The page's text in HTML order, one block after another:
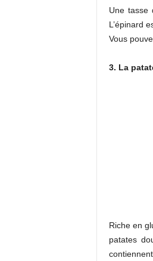
Une tasse
L’épinard
Vous
3. La
Riche en
patates